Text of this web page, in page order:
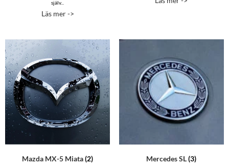
själv...
Läs mer ->
Mazda MX-5 Miata(2) Mercedes SL(3)